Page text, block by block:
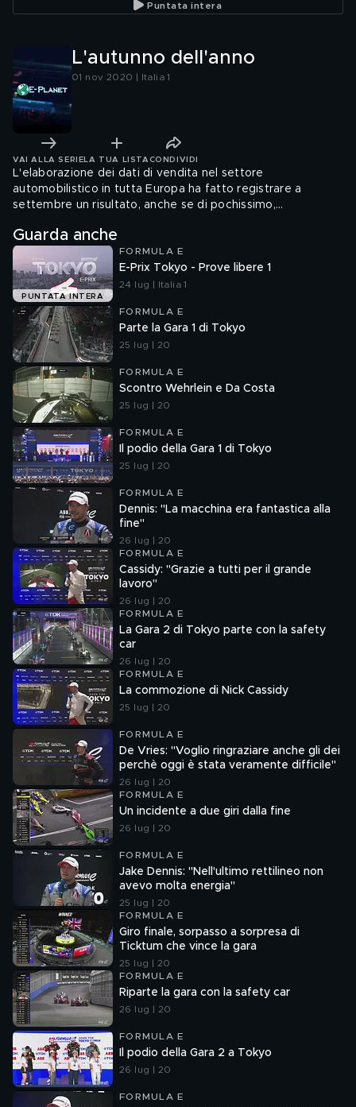
Puntata intera
L'autunno dell'anno
01 nov 2020 | Italia 1
VAI ALLA SERIE LA TUA LISTA CONDIVIDI
L'elaborazione dei dati di vendita nel settore
automobilistico in tutta Europa ha fatto registrare a
settembre un risultato, anche se di pochissimo,
Guarda anche
PUNTATA INTERA
FORMULA E
E-Prix Tokyo - Prove libere 1
24 lug | Italia 1
FORMULA E
Parte la Gara 1 di Tokyo
25 lug | 20
FORMULA E
Scontro Wehrlein e Da Costa
25 lug | 20
FORMULA E
Il podio della Gara 1 di Tokyo
25 lug | 20
FORMULA E
Dennis: "La macchina era fantastica alla
fine"
26 lug | 20
FORMULA E
Cassidy: "Grazie a tutti per il grande
lavoro"
26 lug | 20
FORMULA E
La Gara 2 di Tokyo parte con la safety
car
26 lug | 20
FORMULA E
La commozione di Nick Cassidy
25 lug | 20
FORMULA E
De Vries: "Voglio ringraziare anche gli dei
perchè oggi è stata veramente difficile"
26 lug | 20
FORMULA E
Un incidente a due giri dalla fine
26 lug | 20
FORMULA E
Jake Dennis: "Nell'ultimo rettilineo non
avevo molta energia"
25 lug | 20
FORMULA E
Giro finale, sorpasso a sorpresa di
Ticktum che vince la gara
25 lug | 20
FORMULA E
Riparte la gara con la safety car
26 lug | 20
FORMULA E
Il podio della Gara 2 a Tokyo
26 lug | 20
FORMULA E